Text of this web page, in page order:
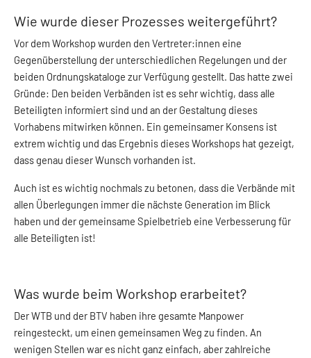
Wie wurde dieser Prozesses weitergeführt?
Vor dem Workshop wurden den Vertreter:innen eine
Gegenüberstellung der unterschiedlichen Regelungen und der
beiden Ordnungskataloge zur Verfügung gestellt. Das hatte zwei
Gründe: Den beiden Verbänden ist es sehr wichtig, dass alle
Beteiligten informiert sind und an der Gestaltung dieses
Vorhabens mitwirken können. Ein gemeinsamer Konsens ist
extrem wichtig und das Ergebnis dieses Workshops hat gezeigt,
dass genau dieser Wunsch vorhanden ist.
Auch ist es wichtig nochmals zu betonen, dass die Verbände mit
allen Überlegungen immer die nächste Generation im Blick
haben und der gemeinsame Spielbetrieb eine Verbesserung für
alle Beteiligten ist!
Was wurde beim Workshop erarbeitet?
Der WTB und der BTV haben ihre gesamte Manpower
reingesteckt, um einen gemeinsamen Weg zu finden. An
wenigen Stellen war es nicht ganz einfach, aber zahlreiche